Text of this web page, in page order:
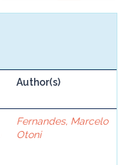
Author(s)
Fernandes, Marcelo
Otoni